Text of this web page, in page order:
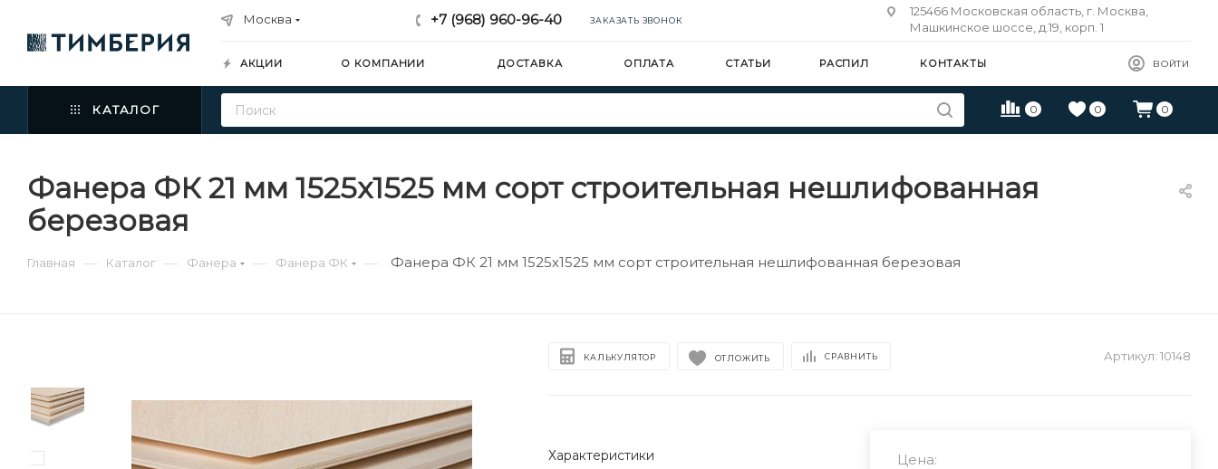
Москва +7 (968) 960-96-40 ЗАКАЗАТЬ ЗВОНОК
125466 Московская область, г. Москва,
Машкинское шоссе, д.19, корп. 1
ВОЙТИ
АКЦИИ О КОМПАНИИ ДОСТАВКА ОПЛАТА СТАТЬИ РАСПИЛ КОНТАКТЫ
0 0 0
КАТАЛОГ
Фанера ФК 21 мм 1525х1525 мм сорт строительная нешлифованная
березовая
Главная — Каталог — Фанера — Фанера ФК — Фанера ФК 21 мм 1525х1525 мм сорт строительная нешлифованная березовая
КАЛЬКУЛЯТОР ОТЛОЖИТЬ СРАВНИТЬ Артикул: 10148
Характеристики Цена: